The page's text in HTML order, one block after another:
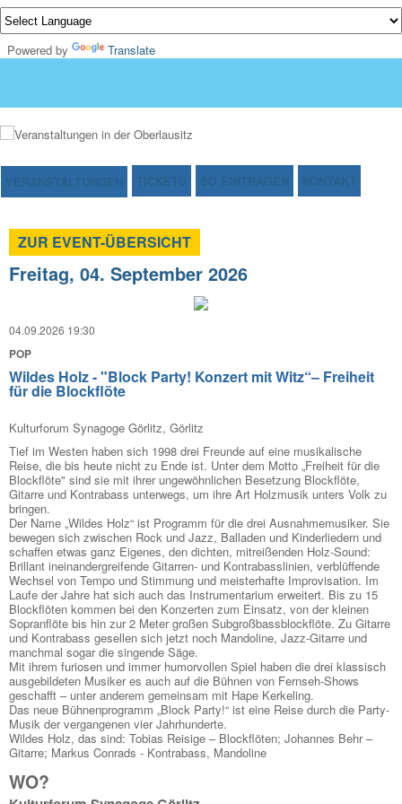
Powered by Translate
VERANSTALTUNGEN TICKETS SO EINTRAGEN KONTAKT
ZUR EVENT-ÜBERSICHT
Freitag, 04. September 2026
04.09.2026 19:30
POP
Wildes Holz - "Block Party! Konzert mit Witz“– Freiheit
für die Blockflöte
Kulturforum Synagoge Görlitz, Görlitz
Tief im Westen haben sich 1998 drei Freunde auf eine musikalische
Reise, die bis heute nicht zu Ende ist. Unter dem Motto „Freiheit für die
Blockflöte" sind sie mit ihrer ungewöhnlichen Besetzung Blockflöte,
Gitarre und Kontrabass unterwegs, um ihre Art Holzmusik unters Volk zu
bringen.
Der Name „Wildes Holz“ ist Programm für die drei Ausnahmemusiker. Sie
bewegen sich zwischen Rock und Jazz, Balladen und Kinderliedern und
schaffen etwas ganz Eigenes, den dichten, mitreißenden Holz-Sound:
Brillant ineinandergreifende Gitarren- und Kontrabasslinien, verblüffende
Wechsel von Tempo und Stimmung und meisterhafte Improvisation. Im
Laufe der Jahre hat sich auch das Instrumentarium erweitert. Bis zu 15
Blockflöten kommen bei den Konzerten zum Einsatz, von der kleinen
Sopranflöte bis hin zur 2 Meter großen Subgroßbassblockflöte. Zu Gitarre
und Kontrabass gesellen sich jetzt noch Mandoline, Jazz-Gitarre und
manchmal sogar die singende Säge.
Mit ihrem furiosen und immer humorvollen Spiel haben die drei klassisch
ausgebildeten Musiker es auch auf die Bühnen von Fernseh-Shows
geschafft – unter anderem gemeinsam mit Hape Kerkeling.
Das neue Bühnenprogramm „Block Party!“ ist eine Reise durch die Party-
Musik der vergangenen vier Jahrhunderte.
Wildes Holz, das sind: Tobias Reisige – Blockflöten; Johannes Behr –
Gitarre; Markus Conrads - Kontrabass, Mandoline
WO?